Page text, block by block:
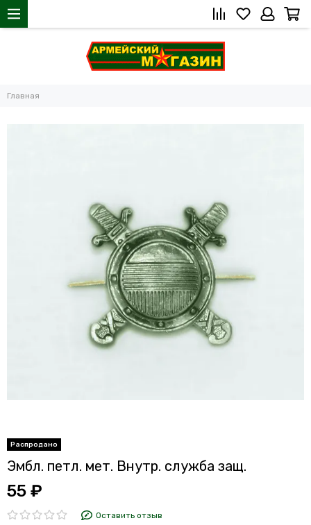
Главная
Эмбл. петл. мет. Внутр. служба защ.
55 ₽
Оставить отзыв